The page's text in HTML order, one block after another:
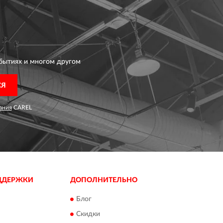
и многом другом
CAREL
ДОПОЛНИТЕЛЬНО
Блог
Скидки